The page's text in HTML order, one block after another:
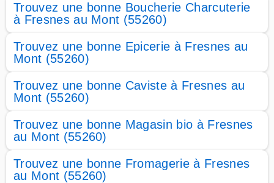
Trouvez une bonne Boucherie Charcuterie
à Fresnes au Mont (55260)
Trouvez une bonne Epicerie à Fresnes au
Mont (55260)
Trouvez une bonne Caviste à Fresnes au
Mont (55260)
Trouvez une bonne Magasin bio à Fresnes
au Mont (55260)
Trouvez une bonne Fromagerie à Fresnes
au Mont (55260)